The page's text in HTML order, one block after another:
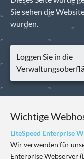
Sie sehen die
wurden.
Loggen Sie in die
Wichtige
LiteSpeed Enterprise
Wir verwenden für
Enterprise Webserver